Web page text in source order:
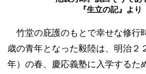
『生立の記』より
竹堂の庇護のもとで幸せな修行
歳の青年となった毅陸は、明治２
年）の春、慶応義塾に入学するた